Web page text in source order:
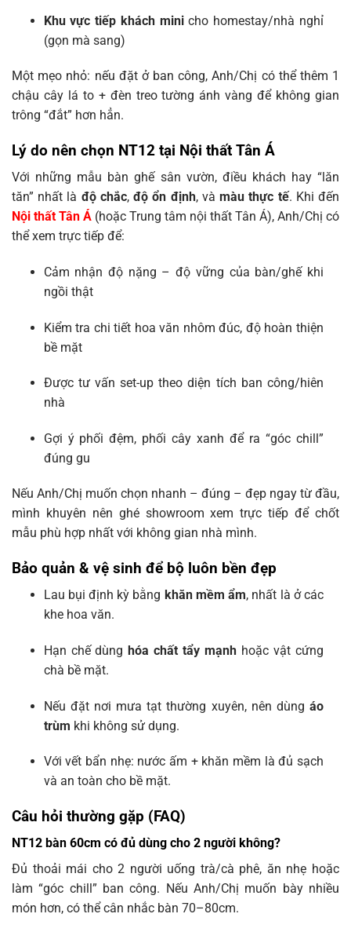
Khu vực tiếp khách minicho homestay/nhà nghỉ
(gọn mà sang)
Một mẹo nhỏ: nếu đặt ở ban công, Anh/Chị có thể thêm 1
chậu cây lá to + đèn treo tường ánh vàng để không gian
trông “đắt” hơn hẳn.
Lý do nên chọn NT12 tại Nội thất Tân Á
Với những mẫu bàn ghế sân vườn, điều khách hay “lăn
tăn” nhất là độ chắc,độ ổn định, vàmàu thực tế. Khi đến
Nội thất Tân Á (hoặc Trung tâm nội thất Tân Á), Anh/Chị có
thể xem trực tiếp để:
Cảm nhận độ nặng – độ vững của bàn/ghế khi
ngồi thật
Kiểm tra chi tiết hoa văn nhôm đúc, độ hoàn thiện
bề mặt
Được tư vấn set-up theo diện tích ban công/hiên
nhà
Gợi ý phối đệm, phối cây xanh để ra “góc chill”
đúng gu
Nếu Anh/Chị muốn chọn nhanh – đúng – đẹp ngay từ đầu,
mình khuyên nên ghé showroom xem trực tiếp để chốt
mẫu phù hợp nhất với không gian nhà mình.
Bảo quản & vệ sinh để bộ luôn bền đẹp
Lau bụi định kỳ bằng khăn mềm ẩm, nhất là ở các
khe hoa văn.
Hạn chế dùnghóa chất tẩy mạnh hoặc vật cứng
chà bề mặt.
Nếu đặt nơi mưa tạt thường xuyên, nên dùng áo
trùm khi không sử dụng.
Với vết bẩn nhẹ: nước ấm + khăn mềm là đủ sạch
và an toàn cho bề mặt.
Câu hỏi thường gặp (FAQ)
NT12 bàn 60cm có đủ dùng cho 2 người không?
Đủ thoải mái cho 2 người uống trà/cà phê, ăn nhẹ hoặc
làm “góc chill” ban công. Nếu Anh/Chị muốn bày nhiều
món hơn, có thể cân nhắc bàn 70–80cm.